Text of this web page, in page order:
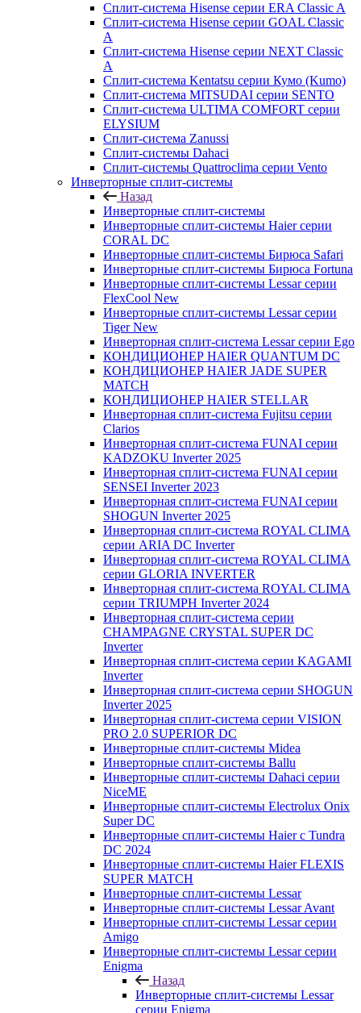
Сплит-система Hisense серии ERA Classic A
Сплит-система Hisense серии GOAL Classic
A
Сплит-система Hisense серии NEXT Classic
A
Сплит-система Kentatsu серии Кумо (Kumo)
Сплит-система MITSUDAI серии SENTO
Сплит-система ULTIMA COMFORT серии
ELYSIUM
Сплит-система Zanussi
Сплит-системы Dahaci
Сплит-системы Quattroclima серии Vento
Инверторные сплит-системы
Назад
Инверторные сплит-системы
Инверторные сплит-системы Haier серии
CORAL DC
Инверторные сплит-системы Бирюса Safari
Инверторные сплит-системы Бирюса Fortuna
Инверторные сплит-системы Lessar серии
FlexCool New
Инверторные сплит-системы Lessar серии
Tiger New
Инверторная сплит-система Lessar серии Ego
КОНДИЦИОНЕР HAIER QUANTUM DC
КОНДИЦИОНЕР HAIER JADE SUPER
MATCH
КОНДИЦИОНЕР HAIER STELLAR
Инверторная сплит-система Fujitsu серии
Clarios
Инверторная сплит-система FUNAI серии
KADZOKU Inverter 2025
Инверторная сплит-система FUNAI серии
SENSEI Inverter 2023
Инверторная сплит-система FUNAI серии
SHOGUN Inverter 2025
Инверторная сплит-система ROYAL CLIMA
серии ARIA DC Inverter
Инверторная сплит-система ROYAL CLIMA
серии GLORIA INVERTER
Инверторная сплит-система ROYAL CLIMA
серии TRIUMPH Inverter 2024
Инверторная сплит-система серии
CHAMPAGNE CRYSTAL SUPER DC
Inverter
Инверторная сплит-система серии KAGAMI
Inverter
Инверторная сплит-система серии SHOGUN
Inverter 2025
Инверторная сплит-система серии VISION
PRO 2.0 SUPERIOR DC
Инверторные сплит-системы Midea
Инверторные сплит-системы Ballu
Инверторные сплит-системы Dahaci серии
NiceME
Инверторные сплит-системы Electrolux Onix
Super DC
Инверторные сплит-системы Haier c Tundra
DC 2024
Инверторные сплит-системы Haier FLEXIS
SUPER MATCH
Инверторные сплит-системы Lessar
Инверторные сплит-системы Lessar Avant
Инверторные сплит-системы Lessar серии
Amigo
Инверторные сплит-системы Lessar серии
Enigma
Назад
Инверторные сплит-системы Lessar
серии Enigma